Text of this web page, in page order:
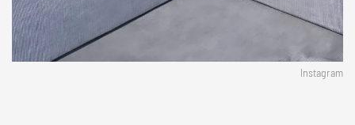
Instagram